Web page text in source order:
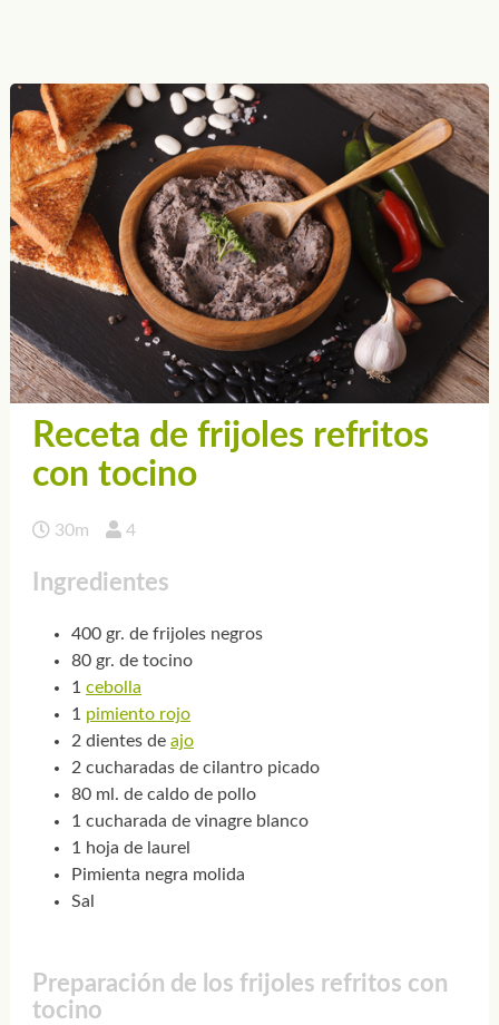
Receta de frijoles refritos
con tocino
30m 4
Ingredientes
400 gr. de frijoles negros
80 gr. de tocino
1 cebolla
1 pimiento rojo
2 dientes de ajo
2 cucharadas de cilantro picado
80 ml. de caldo de pollo
1 cucharada de vinagre blanco
1 hoja de laurel
Pimienta negra molida
Sal
Preparación de los frijoles refritos con
tocino